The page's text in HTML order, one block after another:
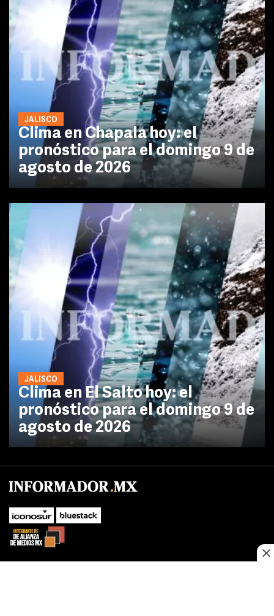
JALISCO
Clima en Chapala hoy: el
pronóstico para el domingo 9 de
agosto de 2026
JALISCO
Clima en El Salto hoy: el
pronóstico para el domingo 9 de
agosto de 2026